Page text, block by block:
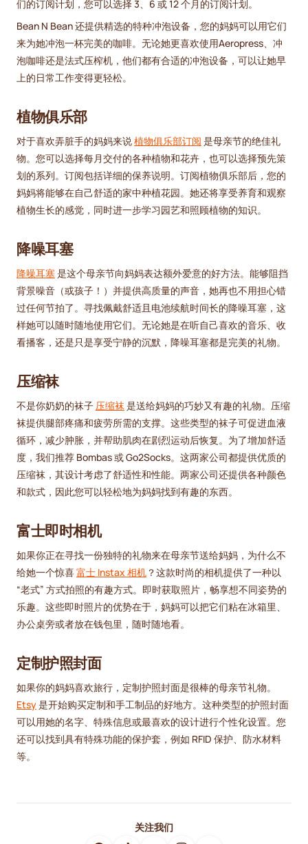
们的订阅计划，您可以选择 3、6 或 12 个月的订阅计划。
Bean N Bean 还提供精选的特种冲泡设备，您的妈妈可以用它们
来为她冲泡一杯完美的咖啡。无论她更喜欢使用Aeropress、冲
泡咖啡还是法式压榨机，他们都有合适的冲泡设备，可以让她早
上的日常工作变得更轻松。
植物俱乐部
对于喜欢弄脏手的妈妈来说植物俱乐部订阅 是母亲节的绝佳礼
物。您可以选择每月交付的各种植物和花卉，也可以选择预先策
划的系列。订阅包括详细的保养说明。订阅植物俱乐部后，您的
妈妈将能够在自己舒适的家中种植花园。她还将享受养育和观察
植物生长的感觉，同时进一步学习园艺和照顾植物的知识。
降噪耳塞
降噪耳塞是这个母亲节向妈妈表达额外爱意的好方法。能够阻挡
背景噪音（或孩子！）并提供高质量的声音，她再也不用担心错
过任何节拍了。寻找佩戴舒适且电池续航时间长的降噪耳塞，这
样她可以随时随地使用它们。无论她是在听自己喜欢的音乐、收
看播客，还是只是享受宁静的沉默，降噪耳塞都是完美的礼物。
压缩袜
不是你奶奶的袜子 压缩袜是送给妈妈的巧妙又有趣的礼物。压缩
袜提供腿部疼痛和疲劳所需的支撑。这些类型的袜子可促进血液
循环，减少肿胀，并帮助肌肉在剧烈运动后恢复。为了增加舒适
度，我们推荐 Bombas 或 Go2Socks。这两家公司都提供优质的
压缩袜，其设计考虑了舒适性和性能。两家公司还提供各种颜色
和款式，因此您可以轻松地为妈妈找到有趣的东西。
富士即时相机
如果你正在寻找一份独特的礼物来在母亲节送给妈妈，为什么不
给她一个惊喜富士 Instax 相机 ？这款时尚的相机提供了一种以
“老式” 方式拍照的有趣方式。即时获取照片，畅享想不同姿势的
乐趣。这些即时照片的优势在于，妈妈可以把它们粘在冰箱里、
办公桌旁或者放在钱包里，随时随地看。
定制护照封面
如果你的妈妈喜欢旅行，定制护照封面是很棒的母亲节礼物。
Etsy是开始购买定制和手工制品的好地方。这种类型的护照封面
可以用她的名字、特殊信息或最喜欢的设计进行个性化设置。您
还可以找到具有特殊功能的保护套，例如 RFID 保护、防水材料
等。
关注我们